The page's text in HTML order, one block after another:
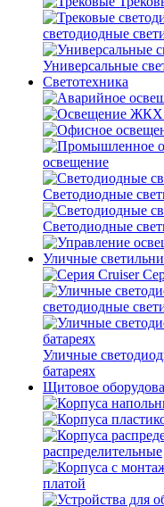
светодиодные
Универсальные
Светотехника
освещение
Светодиодные
Светодиодные
Уличные
светодиодные
Уличные
батареях
Щитовое
распределительные
платой